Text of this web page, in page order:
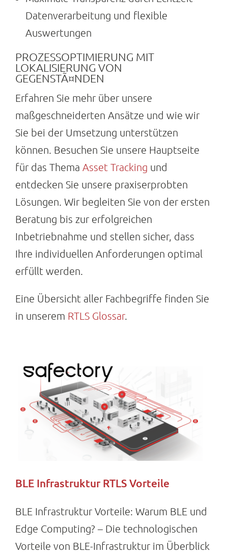
Datenverarbeitung und flexible
Auswertungen
PROZESSOPTIMIERUNG MIT
LOKALISIERUNG VON
GEGENSTÃ¤NDEN
Erfahren Sie mehr über unsere
maßgeschneiderten Ansätze und wie wir
Sie bei der Umsetzung unterstützen
können. Besuchen Sie unsere Hauptseite
für das Thema Asset Tracking und
entdecken Sie unsere praxiserprobten
Lösungen. Wir begleiten Sie von der ersten
Beratung bis zur erfolgreichen
Inbetriebnahme und stellen sicher, dass
Ihre individuellen Anforderungen optimal
erfüllt werden.
Eine Übersicht aller Fachbegriffe finden Sie
in unserem RTLS Glossar.
BLE Infrastruktur RTLS Vorteile
BLE Infrastruktur Vorteile: Warum BLE und
Edge Computing? – Die technologischen
Vorteile von BLE-Infrastruktur im Überblick